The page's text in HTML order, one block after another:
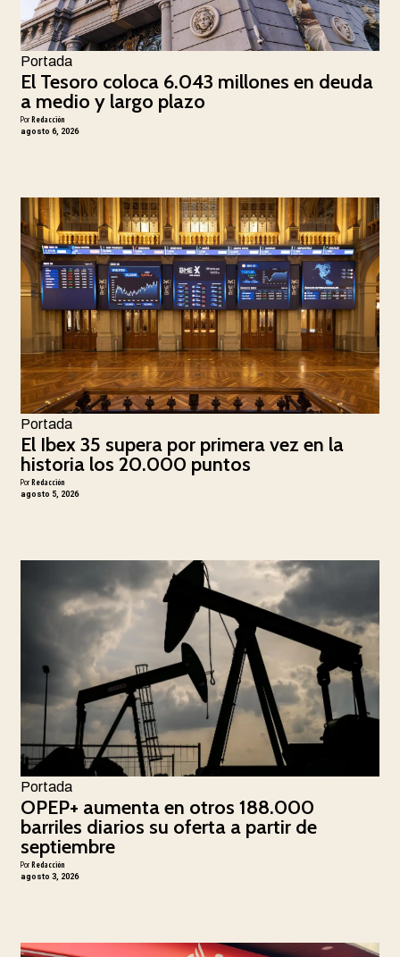
Portada
El Tesoro coloca 6.043 millones en deuda
a medio y largo plazo
PorRedacción
agosto 6, 2026
Portada
El Ibex 35 supera por primera vez en la
historia los 20.000 puntos
PorRedacción
agosto 5, 2026
Portada
OPEP+ aumenta en otros 188.000
barriles diarios su oferta a partir de
septiembre
PorRedacción
agosto 3, 2026